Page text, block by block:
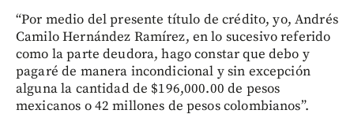
“Por medio del presente título de crédito, yo, Andrés
Camilo Hernández Ramírez, en lo sucesivo referido
como la parte deudora, hago constar que debo y
pagaré de manera incondicional y sin excepción
alguna la cantidad de $196,000.00 de pesos
mexicanos o 42 millones de pesos colombianos”.